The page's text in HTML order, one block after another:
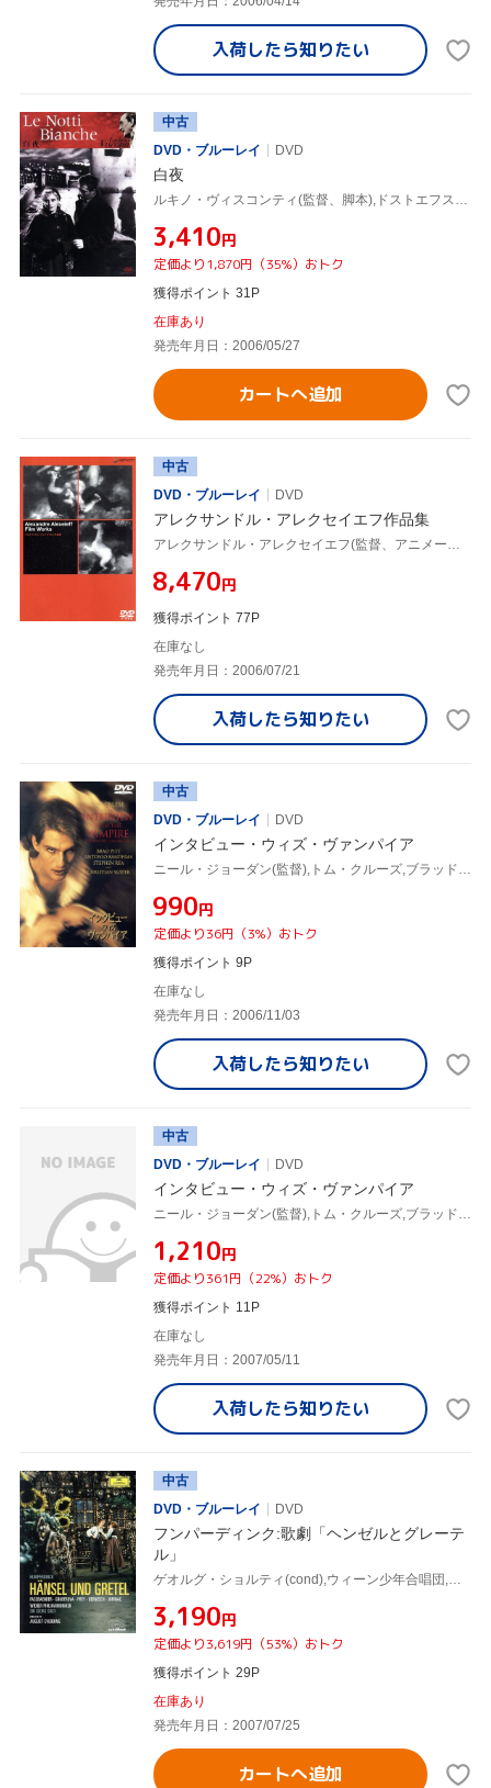
入荷したら知りたい
中古
DVD・ブルーレイ
DVD
白夜
ルキノ・ヴィスコンティ(監督、脚本),ドストエフスキー(原作),マルチェロ・マストロヤンニ,マリア・シェル
¥3,410円
定価より1,870円（35%）おトク
獲得ポイント 31P
在庫あり
発売年月日：2006/05/27
カートへ追加
中古
DVD・ブルーレイ
DVD
アレクサンドル・アレクセイエフ作品集
アレクサンドル・アレクセイエフ(監督、アニメーション)
¥8,470円
獲得ポイント 77P
在庫なし
発売年月日：2006/07/21
入荷したら知りたい
中古
DVD・ブルーレイ
DVD
インタビュー・ウィズ・ヴァンパイア
ニール・ジョーダン(監督),トム・クルーズ,ブラッド・ピット
¥990円
定価より36円（3%）おトク
獲得ポイント 9P
在庫なし
発売年月日：2006/11/03
入荷したら知りたい
中古
DVD・ブルーレイ
DVD
インタビュー・ウィズ・ヴァンパイア
ニール・ジョーダン(監督),トム・クルーズ,ブラッド・ピット
¥1,210円
定価より361円（22%）おトク
獲得ポイント 11P
在庫なし
発売年月日：2007/05/11
入荷したら知りたい
中古
DVD・ブルーレイ
DVD
フンパーディンク:歌劇「ヘンゼルとグレーテ
ル」
ゲオルグ・ショルティ(cond),ウィーン少年合唱団,ウィーン・フィルハーモニー管弦楽団
¥3,190円
定価より3,619円（53%）おトク
獲得ポイント 29P
在庫あり
発売年月日：2007/07/25
カートへ追加